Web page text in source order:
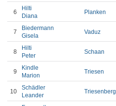
6
Hilti
Diana
Planken
7
Biedermann
Gisela
Vaduz
8
Hilti
Peter
Schaan
9
Kindle
Marion
Triesen
10
Schädler
Leander
Triesenberg